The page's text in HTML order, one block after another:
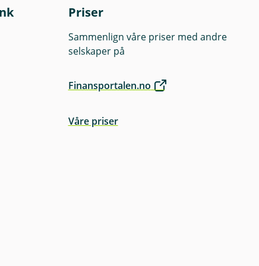
Priser
Sammenlign våre priser med andre
selskaper på
Finansportalen.no
Våre priser